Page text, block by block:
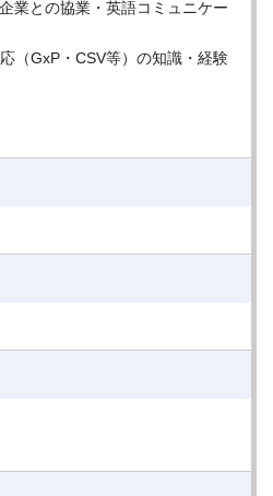
業との協業・英語コミュニケー
（GxP・CSV等）の知識・経験